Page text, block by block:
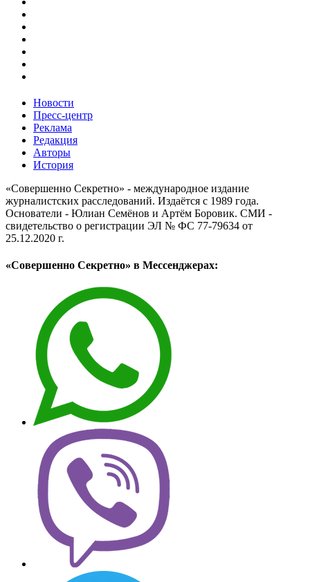
Новости
Пресс-центр
Реклама
Редакция
Авторы
История
«Совершенно Секретно» - международное издание
журналистских расследований. Издаётся с 1989 года.
Основатели - Юлиан Семёнов и Артём Боровик. CМИ -
свидетельство о регистрации ЭЛ № ФС 77-79634 от
25.12.2020 г.
«Совершенно Секретно» в Мессенджерах: